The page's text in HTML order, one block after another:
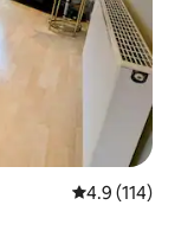
평점 4.9점(5
4.9 (114)